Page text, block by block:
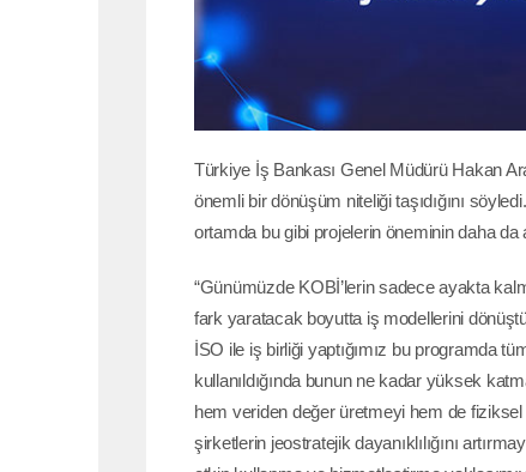
Türkiye İş Bankası Genel Müdürü Hakan
önemli bir dönüşüm niteliği taşıdığını
ortamda bu gibi projelerin öneminin daha da
“Günümüzde KOBİ’lerin sadece ayakta
fark yaratacak boyutta iş modellerini
İSO ile iş birliği yaptığımız bu programda
kullanıldığında bunun ne kadar yüksek
hem veriden değer üretmeyi hem de
şirketlerin jeostratejik dayanıklılığını